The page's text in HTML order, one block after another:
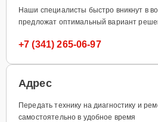
Наши специалисты быстро вникнут в
предложат оптимальный вариант
+7 (341) 265-06-97
Адрес
Передать технику на диагностику и
самостоятельно в удобное время